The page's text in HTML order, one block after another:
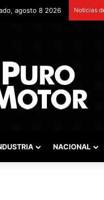
agosto 8 2026 Noticias
NACIONAL